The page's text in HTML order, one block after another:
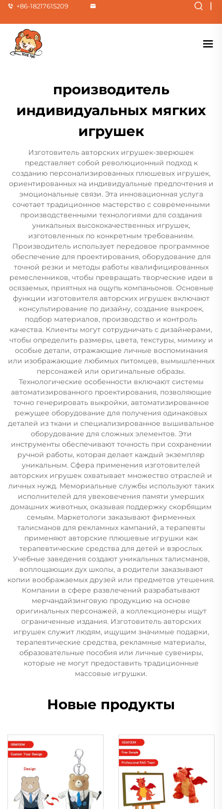
+86-18217615209 |
производитель
индивидуальных мягких
игрушек
Изготовитель авторских игрушек-зверюшек
представляет собой революционный подход к
созданию персонализированных плюшевых игрушек,
ориентированных на индивидуальные предпочтения и
эмоциональные связи. Эта инновационная услуга
сочетает традиционное мастерство с современными
производственными технологиями для создания
уникальных высококачественных игрушек,
изготовленных по конкретным требованиям.
Производитель использует передовое программное
обеспечение для проектирования, оборудование для
точной резки и методы работы квалифицированных
ремесленников, чтобы превращать творческие идеи в
осязаемых, приятных на ощупь компаньонов. Основные
функции изготовителя авторских игрушек включают
консультирование по дизайну, создание выкроек,
подбор материалов, производство и контроль
качества. Клиенты могут сотрудничать с дизайнерами,
чтобы определить размеры, цвета, текстуры, мимику и
особые детали, отражающие личные воспоминания
или изображающие любимых питомцев, вымышленных
персонажей или оригинальные образы.
Технологические особенности включают системы
автоматизированного проектирования, позволяющие
точно генерировать выкройки, автоматизированное
режущее оборудование для получения одинаковых
деталей из ткани и специализированное вышивальное
оборудование для сложных элементов. Эти
инструменты обеспечивают точность при сохранении
ручной работы, которая делает каждый экземпляр
уникальным. Сфера применения изготовителей
авторских игрушек охватывает множество отраслей и
личных нужд. Мемориальные службы используют таких
исполнителей для увековечения памяти умерших
домашних животных, оказывая поддержку скорбящим
семьям. Маркетологи заказывают фирменных
талисманов для рекламных кампаний, а терапевты
применяют авторские плюшевые игрушки как
терапевтические средства для детей и взрослых.
Учебные заведения создают уникальных талисманов,
воплощающих дух школы, а родители заказывают
копии воображаемых друзей или предметов утешения.
Компании в сфере развлечений разрабатывают
мерчандайзинговую продукцию на основе
оригинальных персонажей, а коллекционеры ищут
ограниченные издания. Изготовитель авторских
игрушек служит людям, ищущим значимые подарки,
терапевтические средства, рекламные материалы,
образовательные пособия или личные сувениры,
которые не могут предоставить традиционные
массовые игрушки.
Новые продукты